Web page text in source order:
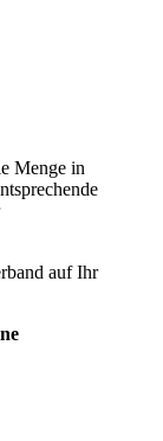
Menge in
auf Ihr